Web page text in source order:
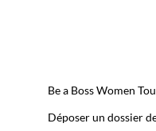
Be a Boss Women
Déposer un dossier